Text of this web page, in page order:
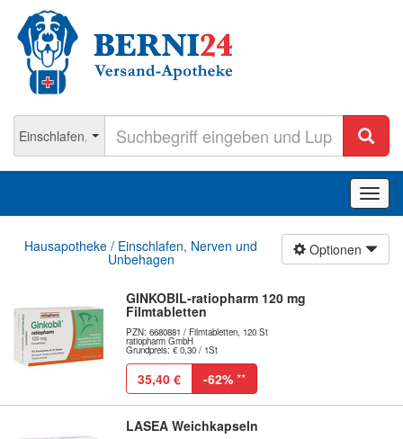
ein-/
Optionen
Hausapotheke / Einschlafen, Nerven und
Unbehagen
GINKOBIL-ratiopharm 120 mg
Filmtabletten
PZN: 6680881 / Filmtabletten, 120 St
ratiopharm GmbH
Grundpreis: € 0,30 / 1St
35,40 € -62% **
LASEA Weichkapseln